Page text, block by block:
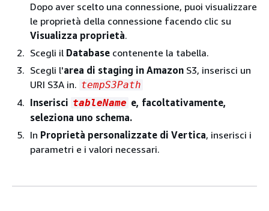
Dopo aver scelto una connessione, puoi visualizzare
le proprietà della connessione facendo clic su
Visualizza proprietà.
Scegli il Database contenente la tabella.
Scegli l'area di staging in Amazon S3, inserisci un
URI S3A in. tempS3Path
Inserisci tableName e, facoltativamente,
seleziona uno schema.
In Proprietà personalizzate di Vertica, inserisci i
parametri e i valori necessari.